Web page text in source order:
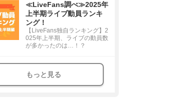
≪LiveFans調べ≫2025年
上半期ライブ動員ランキ
ング！
【LiveFans独自ランキング】2
025年上半期、ライブの動員数
が多かったのは…！？
もっと見る